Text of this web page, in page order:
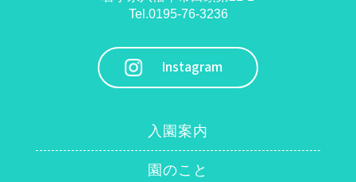
Tel.0195-76-3236
Instagram
入園案内
園のこと